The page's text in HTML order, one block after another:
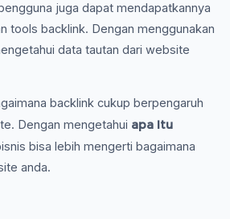
juga dapat mendapatkannya
tools backlink. Dengan menggunakan
data tautan dari website
backlink cukup berpengaruh
Dengan mengetahui apa Itu
bisa lebih mengerti bagaimana
anda.